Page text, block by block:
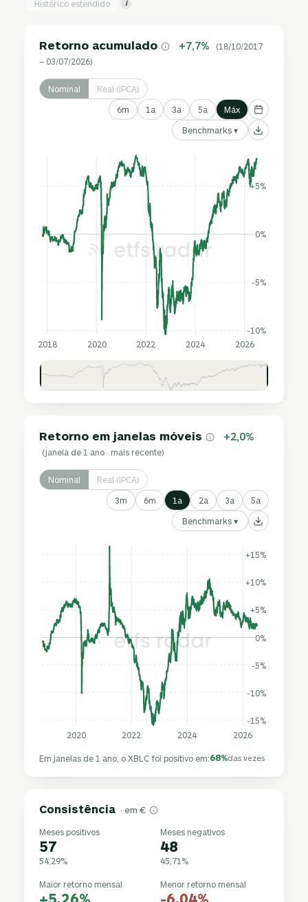
Histórico estendido i
Retorno acumulado +7,7%
(18/10/2017
– 03/07/2026)
Nominal Real (IPCA)
6m 1a 3a 5a Máx
Benchmarks ▾
-10%
-5%
0%
+5%
2018 2020 2022 2024 2026
Retorno em janelas móveis +2,0%
(janela de 1 ano · mais recente)
Nominal Real (IPCA)
3m 6m 1a 2a 3a 5a
Benchmarks ▾
-15%
-10%
-5%
0%
+5%
+10%
+15%
2020 2022 2024 2026
Em janelas de 1 ano, o XBLC foi positivo em:68%das vezes
Consistência · em €
Meses positivos
57
54,29%
Meses negativos
48
45,71%
Maior retorno mensal
+5,26%
Menor retorno mensal
-6,04%